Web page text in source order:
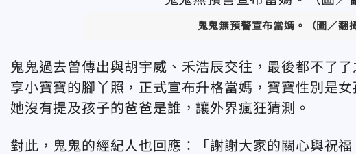
鬼鬼無預警宣布當媽。 （圖／翻
鬼鬼過去曾傳出與胡宇威、禾浩辰交往，最後都不了
享小寶寶的腳丫照，正式宣布升格當媽，寶寶性別是
她沒有提及孩子的爸爸是誰，讓外界瘋狂猜測。
對此，鬼鬼的經紀人也回應：「謝謝大家的關心與祝